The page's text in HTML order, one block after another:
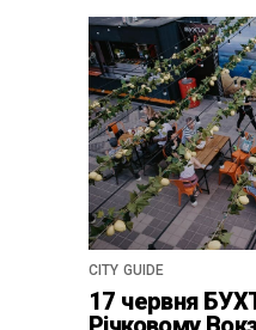
CITY GUIDE
17 червня